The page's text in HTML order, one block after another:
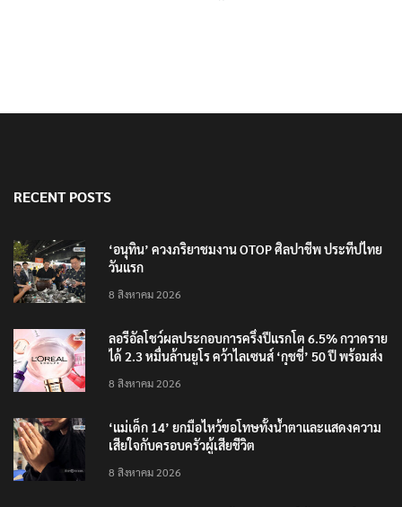
RECENT POSTS
‘อนุทิน’ ควงภริยาชมงาน OTOP ศิลปาชีพ ประทีปไทย
วันแรก
8 สิงหาคม 2026
ลอรีอัลโชว์ผลประกอบการครึ่งปีแรกโต 6.5% กวาดราย
ได้ 2.3 หมื่นล้านยูโร คว้าไลเซนส์ ‘กุชชี่’ 50 ปี พร้อมส่ง
8 สิงหาคม 2026
‘แม่เด็ก 14’ ยกมือไหว้ขอโทษทั้งน้ำตาและแสดงความ
เสียใจกับครอบครัวผู้เสียชีวิต
8 สิงหาคม 2026